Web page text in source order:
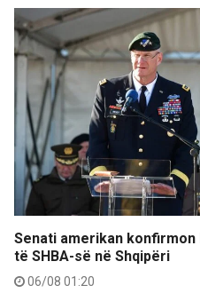
Senati amerikan konfirmon
të SHBA-së në Shqipëri
06/08 01:20